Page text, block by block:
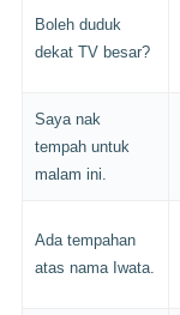
Boleh duduk
dekat TV besar?
Saya nak
tempah untuk
malam ini.
Ada tempahan
atas nama Iwata.